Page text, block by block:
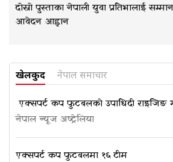
दोस्रो पुस्ताका नेपाली युवा प्रतिभालाई
आवेदन आह्वान
खेलकुद नेपाल समाचार
एक्सपर्ट कप फुटबलको उपाधि दी राइजिङ
नेपाल न्यूज अष्ट्रेलिया
एक्सपर्ट कप फुटबलमा १६ टीम